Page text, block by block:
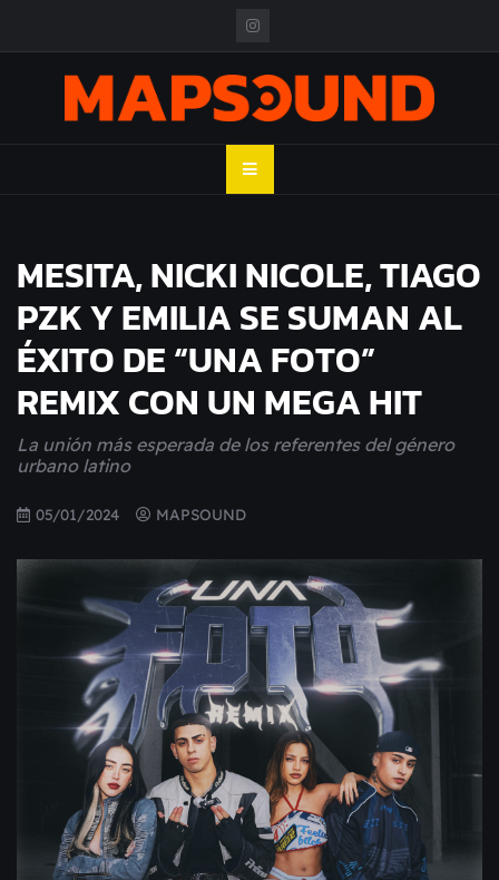
MAPSOUND
MESITA, NICKI NICOLE, TIAGO
PZK Y EMILIA SE SUMAN AL
ÉXITO DE “UNA FOTO”
REMIX CON UN MEGA HIT
La unión más esperada de los referentes del género
urbano latino
05/01/2024 MAPSOUND